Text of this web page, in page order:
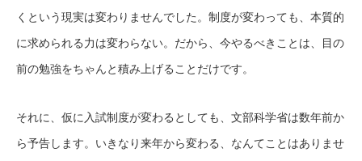
くという現実は変わりませんでした。制度が変わっても、本質的
に求められる力は変わらない。だから、今やるべきことは、目の
前の勉強をちゃんと積み上げることだけです。
それに、仮に入試制度が変わるとしても、文部科学省は数年前か
ら予告します。いきなり来年から変わる、なんてことはありませ